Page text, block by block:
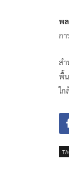
พ
กา
สำ
พื้
ใก